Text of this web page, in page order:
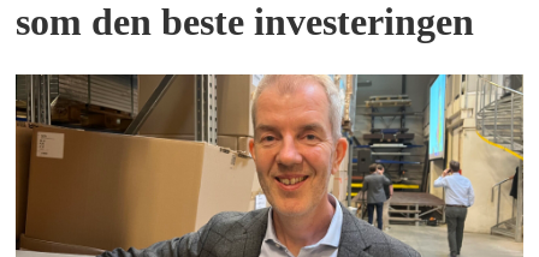
som den beste investeringen